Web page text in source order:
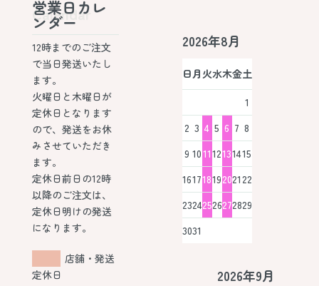
Calendar
営業日カレ
ンダー
12時までのご注文
で当日発送いたし
ます。
火曜日と木曜日が
定休日となります
ので、発送をお休
みさせていただき
ます。
定休日前日の12時
以降のご注文は、
定休日明けの発送
になります。
店舗・発送
定休日
2026年8月
日月 火水木金土
1
2 3 4 5 6 7 8
9 101112131415
16171819202122
23242526272829
3031
2026年9月